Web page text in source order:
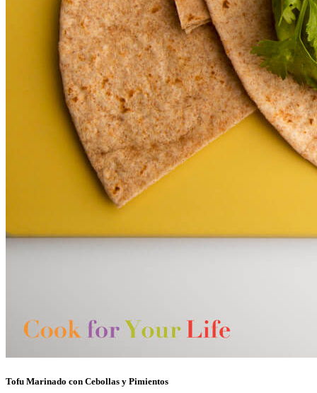
Tofu Marinado con Cebollas y Pimientos